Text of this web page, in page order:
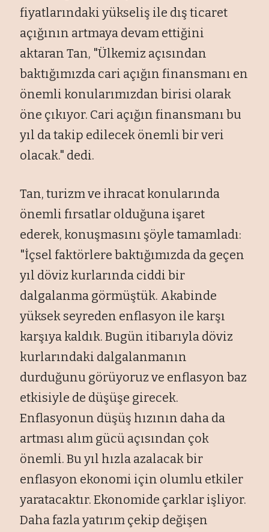
fiyatlarındaki yükseliş ile dış ticaret
açığının artmaya devam ettiğini
aktaran Tan, "Ülkemiz açısından
baktığımızda cari açığın finansmanı en
önemli konularımızdan birisi olarak
öne çıkıyor. Cari açığın finansmanı bu
yıl da takip edilecek önemli bir veri
olacak." dedi.
Tan, turizm ve ihracat konularında
önemli fırsatlar olduğuna işaret
ederek, konuşmasını şöyle tamamladı:
"İçsel faktörlere baktığımızda da geçen
yıl döviz kurlarında ciddi bir
dalgalanma görmüştük. Akabinde
yüksek seyreden enflasyon ile karşı
karşıya kaldık. Bugün itibarıyla döviz
kurlarındaki dalgalanmanın
durduğunu görüyoruz ve enflasyon baz
etkisiyle de düşüşe girecek.
Enflasyonun düşüş hızının daha da
artması alım gücü açısından çok
önemli. Bu yıl hızla azalacak bir
enflasyon ekonomi için olumlu etkiler
yaratacaktır. Ekonomide çarklar işliyor.
Daha fazla yatırım çekip değişen